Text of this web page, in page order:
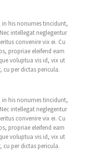
his nonumes tincidunt,
intellegat neglegentur
convenire vix ei. Cu
propriae eleifend eam
voluptua vis id, vix ut
per dictas pericula.
his nonumes tincidunt,
intellegat neglegentur
convenire vix ei. Cu
propriae eleifend eam
voluptua vis id, vix ut
per dictas pericula.